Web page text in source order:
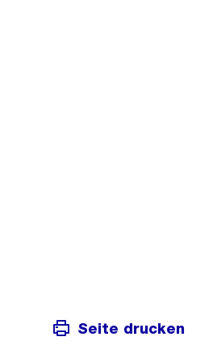
Seite drucken